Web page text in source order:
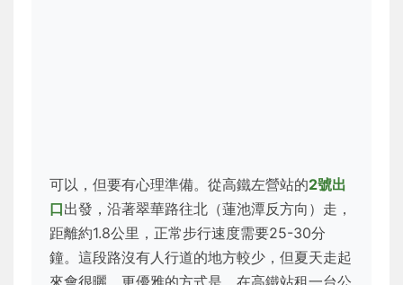
可以，但要有心理準備。從高鐵左營站的2號出
口出發，沿著翠華路往北（蓮池潭反方向）走，
距離約1.8公里，正常步行速度需要25-30分
鐘。這段路沒有人行道的地方較少，但夏天走起